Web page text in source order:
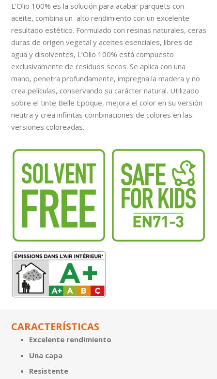
L’Olio 100% es la solución para acabar parquets con
aceite, combina un alto rendimiento con un excelente
resultado estético. Formulado con resinas naturales, ceras
duras de origen vegetal y aceites esenciales, libres de
agua y disolventes, L’Olio 100% está compuesto
exclusivamente de residuos secos. Se aplica con una
mano, penetra profundamente, impregna la madera y no
crea películas, conservando su carácter natural. Utilizado
sobre el tinte Belle Epoque, mejora el color en su versión
neutra y crea infinitas combinaciones de colores en las
versiones coloreadas.
CARACTERÍSTICAS
Excelente rendimiento
Una capa
Resistente